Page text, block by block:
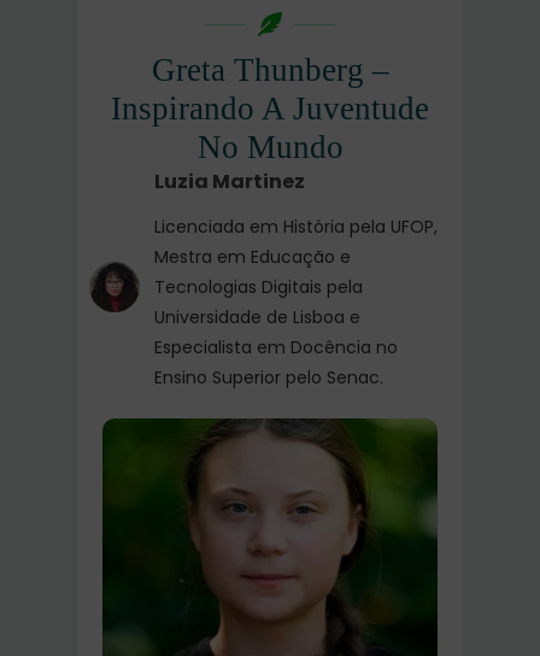
Greta Thunberg –
Inspirando A Juventude
No Mundo
Luzia Martinez
Licenciada em História pela UFOP,
Mestra em Educação e
Tecnologias Digitais pela
Universidade de Lisboa e
Especialista em Docência no
Ensino Superior pelo Senac.